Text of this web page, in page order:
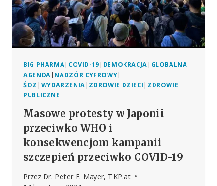
BIG PHARMA| COVID-19| DEMOKRACJA| GLOBALNA
AGENDA| NADZÓR CYFROWY|
ŚOZ | WYDARZENIA| ZDROWIE DZIECI| ZDROWIE
PUBLICZNE
Masowe protesty w Japonii
przeciwko WHO i
konsekwencjom kampanii
szczepień przeciwko COVID-19
Przez Dr. Peter F. Mayer, TKP.at